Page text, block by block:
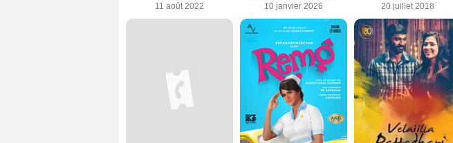
11 août 2022 10 janvier 2026 20 juillet 2018